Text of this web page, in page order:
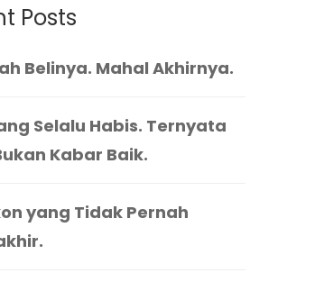
Posts
Belinya. Mahal Akhirnya.
Selalu Habis. Ternyata
Kabar Baik.
yang Tidak Pernah